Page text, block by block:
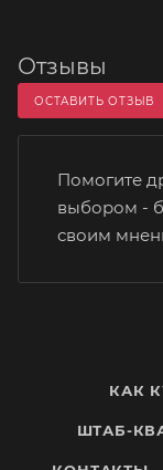
Отзывы
ОСТАВИТЬ ОТЗЫВ
Помогите
выбором -
своим
КАК
ШТАБ-